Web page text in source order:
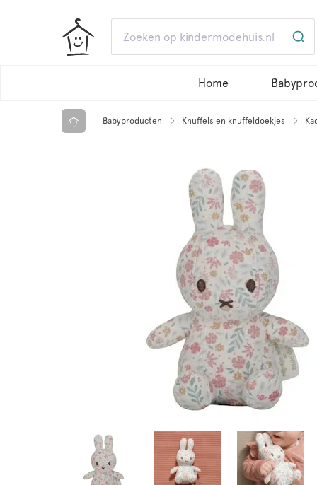
Home
Babyproducten Knuffels en knuffeldoekjes